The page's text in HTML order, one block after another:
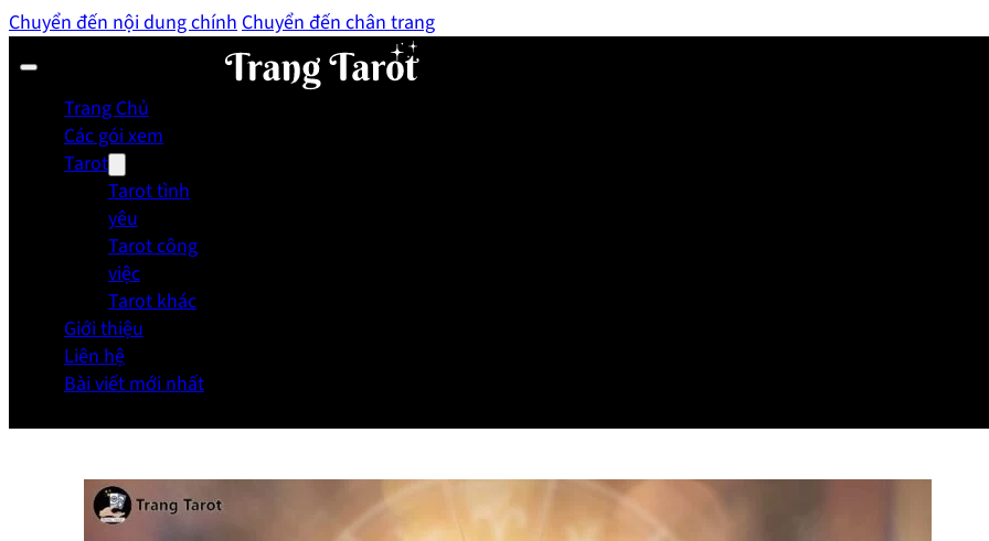
Chuyển đến nội dung chínhChuyển đến chân trang
Trang Chủ
Các gói xem
Tarot
Tarot tình
yêu
Tarot công
việc
Tarot khác
Giới thiệu
Liên hệ
Bài viết mới nhất